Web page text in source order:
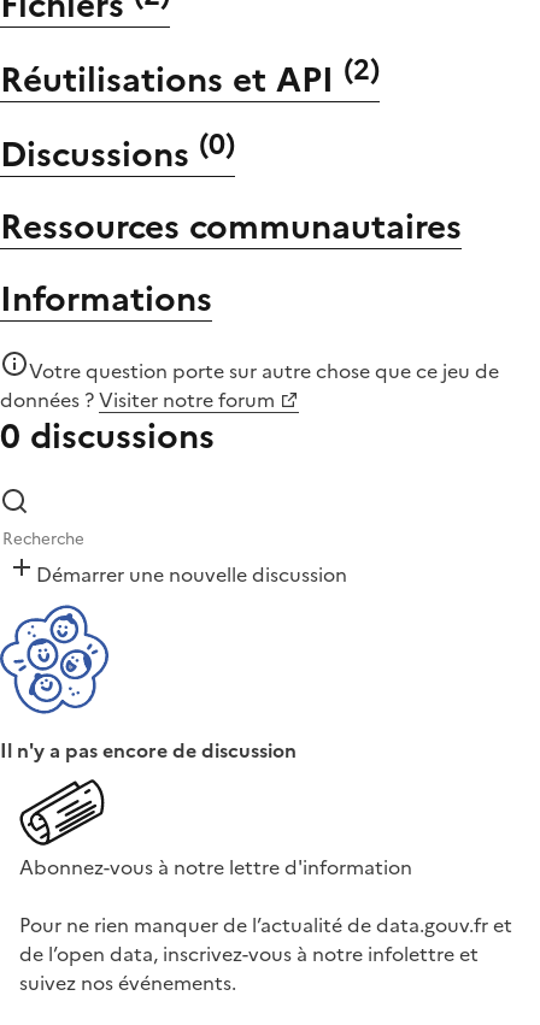
Réutilisations et API (2)
Discussions (0)
Ressources communautaires
Informations
Votre question porte sur autre chose quece jeu de
données ?Visiter notre forum
0 discussions
Démarrer une nouvelle discussion
Il n'y a pas encore de discussion
Abonnez-vous à notre lettre d'information
Pour ne rien manquer de l’actualité de data.gouv.fr et
de l’open data, inscrivez-vous à notre infolettre et
suivez nos événements.